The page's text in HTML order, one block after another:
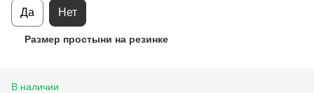
Да Нет
Размер простыни на резинке
В наличии